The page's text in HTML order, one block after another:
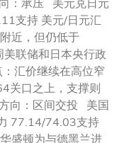
：承压 美元兑日元
支持 美元/日元汇
近，但仍低于
联储和日本央行政
汇价继续在高位窄
关口之上，支撑则
向：区间交投 美国
77.14/74.03支持
盛顿为与德黑兰进